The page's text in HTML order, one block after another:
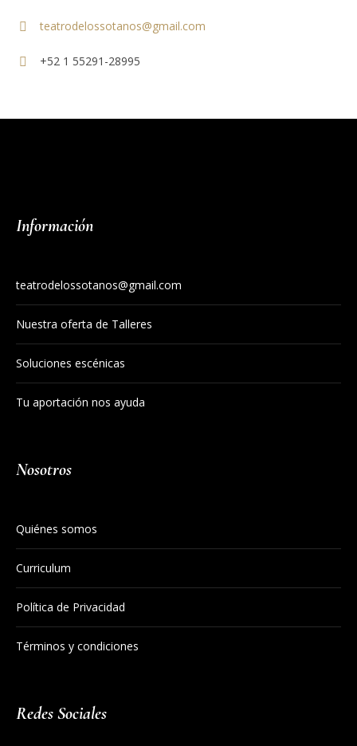
teatrodelossotanos@gmail.com
+52 1 55291-28995
Información
teatrodelossotanos@gmail.com
Nuestra oferta de Talleres
Soluciones escénicas
Tu aportación nos ayuda
Nosotros
Quiénes somos
Curriculum
Política de Privacidad
Términos y condiciones
Redes Sociales